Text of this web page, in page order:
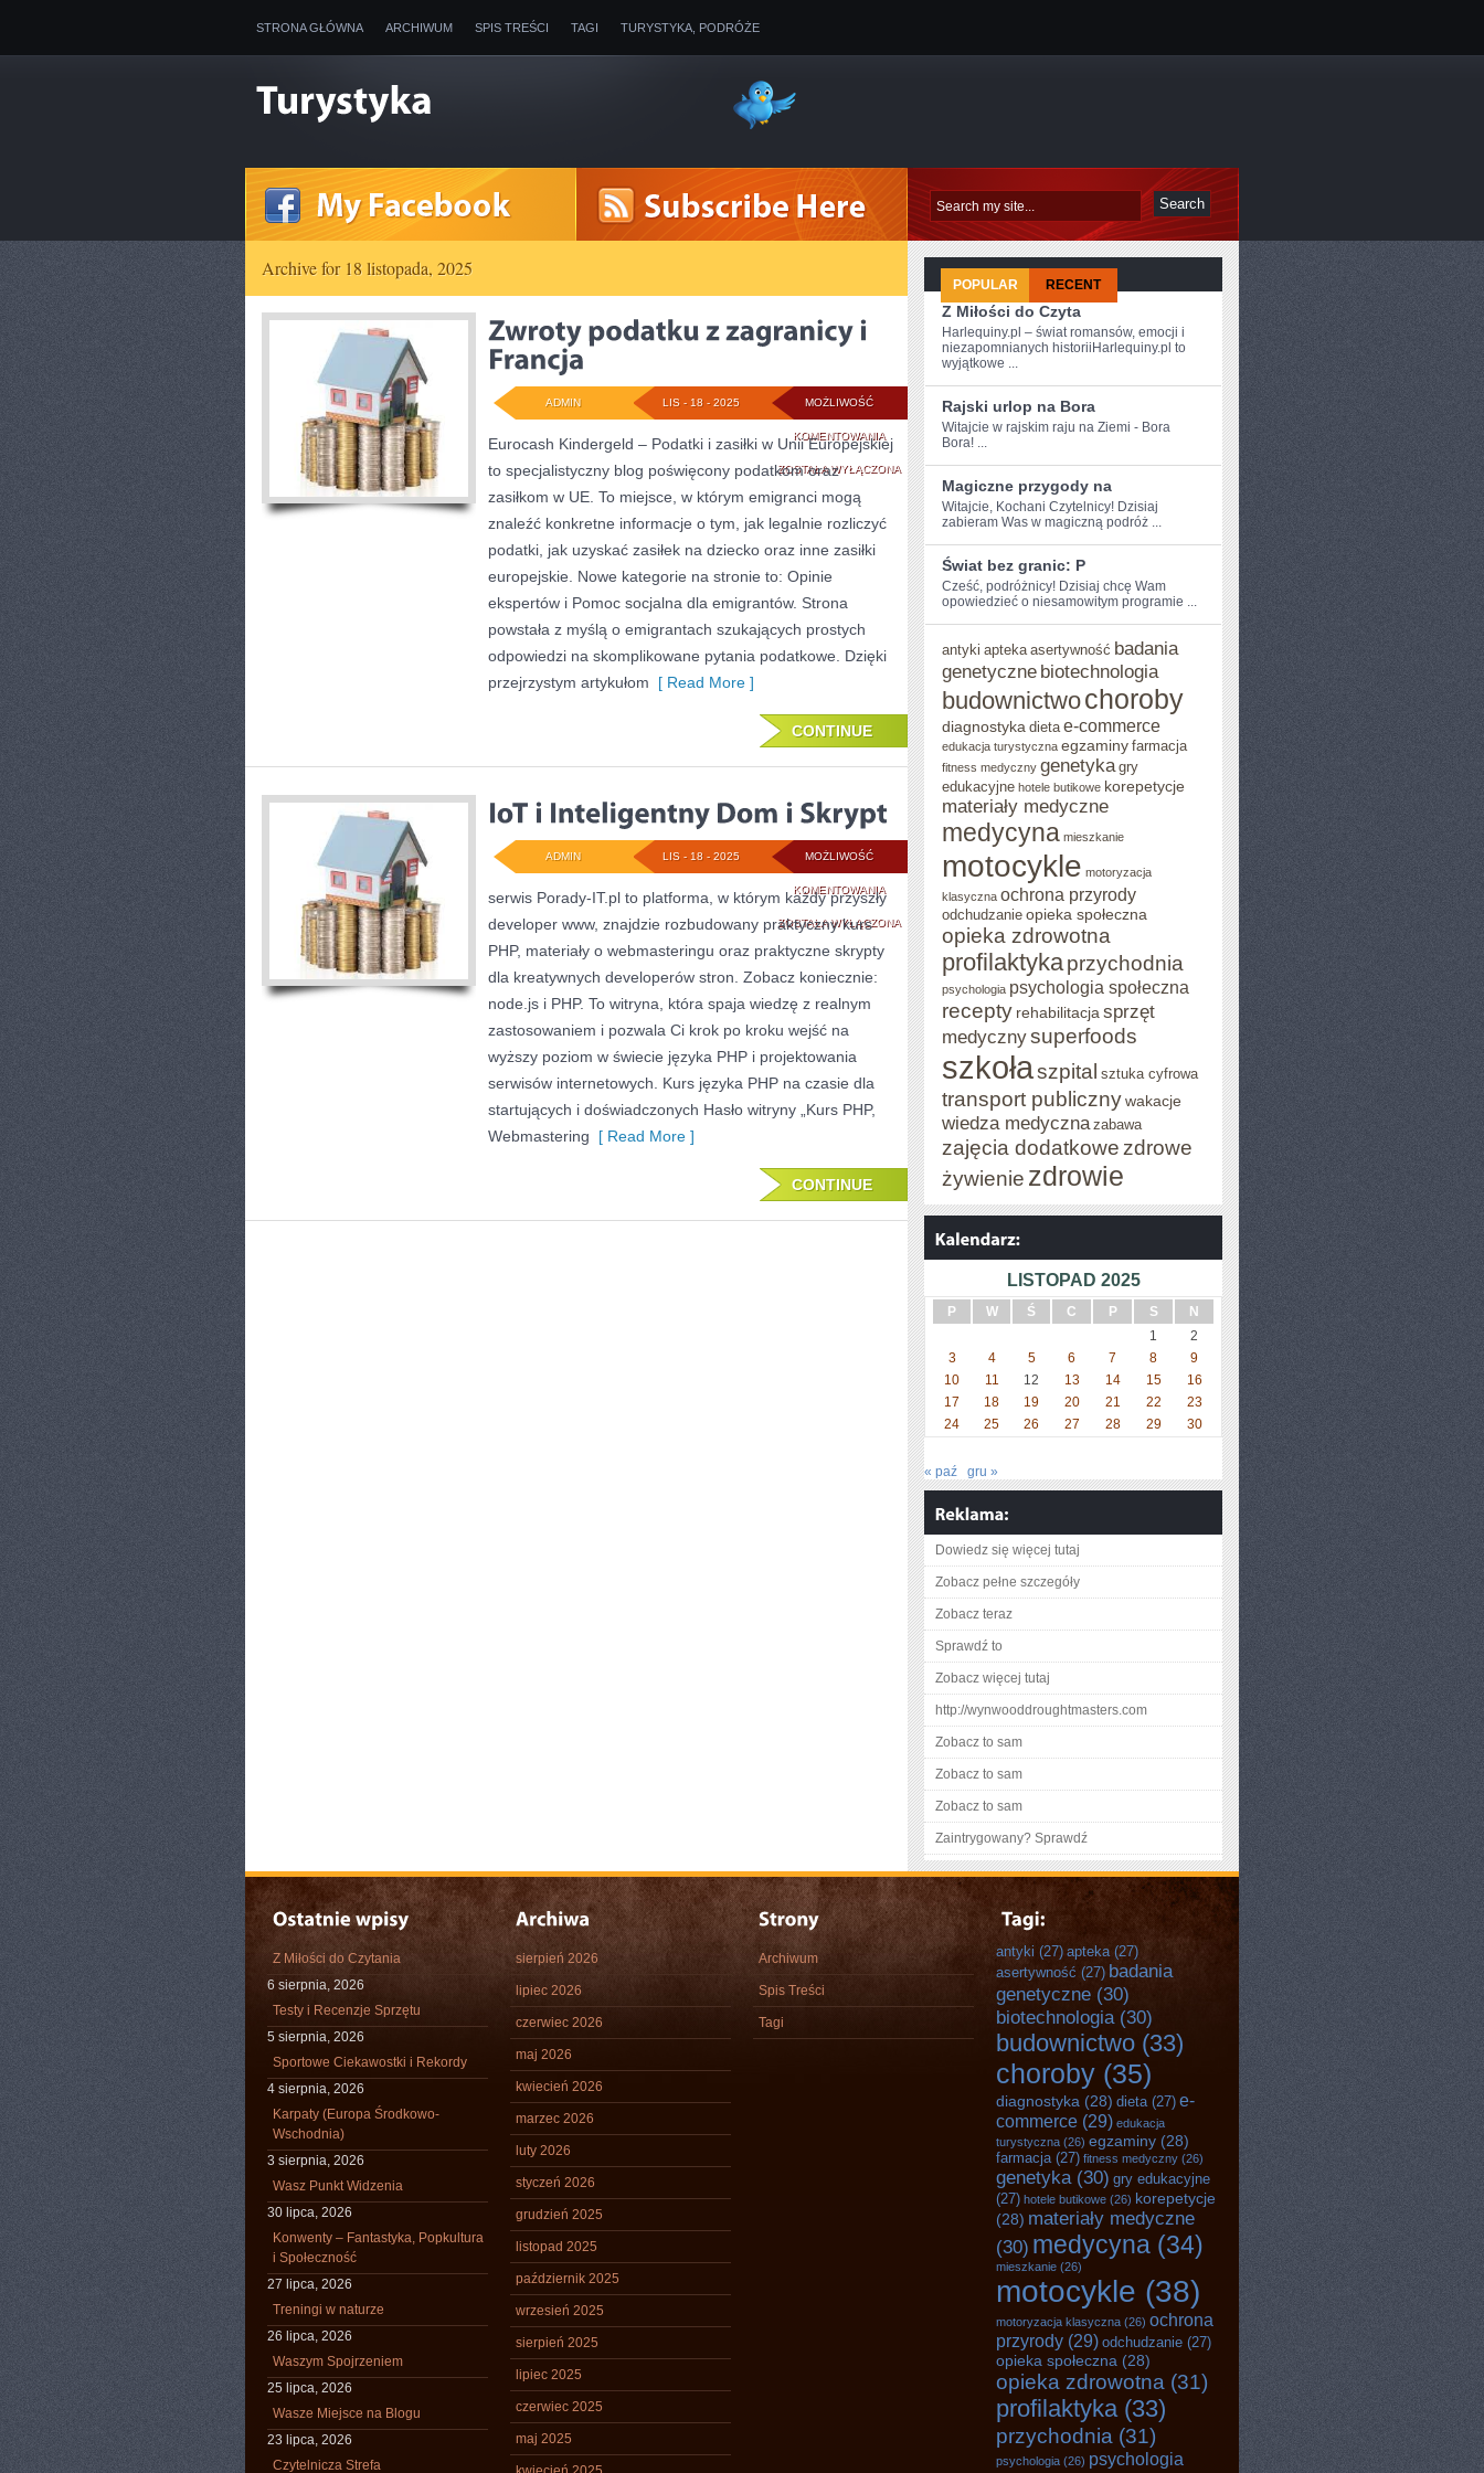
STRONA GŁÓWNA ARCHIWUM SPIS TREŚCI TAGI TURYSTYKA, PODRÓŻE
Archive for 18 listopada, 2025
MOŻLIWOŚĆ
KOMENTOWANIAZWROTY
PODATKU
ZAGRANICY
FRANCJA
ZOSTAŁA WYŁĄCZONA
LIS - 18 - 2025
ADMIN
Eurocash Kindergeld – Podatki i zasiłki w Unii Europejskiej
to specjalistyczny blog poświęcony podatkom oraz
zasiłkom w UE. To miejsce, w którym emigranci mogą
znaleźć konkretne informacje o tym, jak legalnie rozliczyć
podatki, jak uzyskać zasiłek na dziecko oraz inne zasiłki
europejskie. Nowe kategorie na stronie to: Opinie
ekspertów i Pomoc socjalna dla emigrantów. Strona
powstała z myślą o emigrantach szukających prostych
odpowiedzi na skomplikowane pytania podatkowe. Dzięki
przejrzystym artykułom [ Read More ]
CONTINUE
MOŻLIWOŚĆ
KOMENTOWANIAIOT
I
INTELIGENTNY
DOM
SKRYPT
ZOSTAŁA WYŁĄCZONA
LIS - 18 - 2025
ADMIN
serwis Porady-IT.pl to platforma, w którym każdy przyszły
developer www, znajdzie rozbudowany praktyczny kurs
PHP, materiały o webmasteringu oraz praktyczne skrypty
dla kreatywnych developerów stron. Zobacz koniecznie:
node.js i PHP. To witryna, która spaja wiedzę z realnym
zastosowaniem i pozwala Ci krok po kroku wejść na
wyższy poziom w świecie języka PHP i projektowania
serwisów internetowych. Kurs języka PHP na czasie dla
startujących i doświadczonych Hasło witryny „Kurs PHP,
Webmastering [ Read More ]
CONTINUE
POPULAR RECENT
Z Miłości do Czyta
Harlequiny.pl – świat romansów, emocji i
niezapomnianych historiiHarlequiny.pl to
wyjątkowe ...
Rajski urlop na Bora
Witajcie​ w rajskim raju na Ziemi - Bora
Bora! ...
Magiczne przygody na
Witajcie, Kochani Czytelnicy! Dzisiaj
zabieram Was w magiczną podróż ...
Świat bez granic: P
Cześć,⁣ podróżnicy! Dzisiaj ⁤chcę‌ Wam
⁢opowiedzieć o niesamowitym programie ...
antyki apteka asertywność badania
genetyczne biotechnologia
budownictwochoroby
diagnostyka dieta e-commerce
edukacja turystyczna egzaminy farmacja
fitness medyczny genetyka gry
edukacyjne hotele butikowe korepetycje
materiały medyczne
medycyna mieszkanie
motocykle motoryzacja
klasyczna ochrona przyrody
odchudzanie opieka społeczna
opieka zdrowotna
profilaktykaprzychodnia
psychologia psychologia społeczna
recepty rehabilitacja sprzęt
medycznysuperfoods
szkołaszpital sztuka cyfrowa
transport publicznywakacje
wiedza medyczna zabawa
zajęcia dodatkowe zdrowe
żywienie zdrowie
LISTOPAD 2025
P W Ś C P S
N
1
2
3
4 5 6 7 8
9
10
11 12 13 14 15
16
17
18 19 20 21 22
23
24
25 26 27 28 29 30
« paź gru »
Dowiedz się więcej tutaj
Zobacz pełne szczegóły
Zobacz teraz
Sprawdź to
Zobacz więcej tutaj
http://wynwooddroughtmasters.com
Zobacz to sam
Zobacz to sam
Zobacz to sam
Zaintrygowany? Sprawdź
Z Miłości do Czytania
6 sierpnia, 2026
Testy i Recenzje Sprzętu
5 sierpnia, 2026
Sportowe Ciekawostki i Rekordy
4 sierpnia, 2026
Karpaty (Europa Środkowo-
Wschodnia)
3 sierpnia, 2026
Wasz Punkt Widzenia
30 lipca, 2026
Konwenty – Fantastyka, Popkultura
i Społeczność
27 lipca, 2026
Treningi w naturze
26 lipca, 2026
Waszym Spojrzeniem
25 lipca, 2026
Wasze Miejsce na Blogu
23 lipca, 2026
Czytelnicza Strefa
sierpień 2026
lipiec 2026
czerwiec 2026
maj 2026
kwiecień 2026
marzec 2026
luty 2026
styczeń 2026
grudzień 2025
listopad 2025
październik 2025
wrzesień 2025
sierpień 2025
lipiec 2025
czerwiec 2025
maj 2025
Archiwum
Spis Treści
Tagi
antyki (27) apteka(27)
asertywność (27) badania
genetyczne (30)
biotechnologia(30)
budownictwo (33)
choroby (35)
diagnostyka (28) dieta(27) e-
commerce (29) edukacja
turystyczna (26) egzaminy (28)
farmacja(27) fitness medyczny (26)
genetyka(30) gry edukacyjne
(27) hotele butikowe (26) korepetycje
(28) materiały medyczne
(30) medycyna (34)
mieszkanie (26)
motocykle (38)
motoryzacja klasyczna (26) ochrona
przyrody (29) odchudzanie (27)
opieka społeczna (28)
opieka zdrowotna (31)
profilaktyka(33)
przychodnia (31)
psychologia (26) psychologia